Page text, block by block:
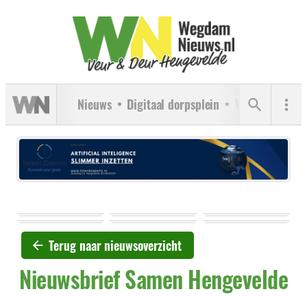
Nieuws Digitaal dorpsplein Verenigingen
Terug naar nieuwsoverzicht
Nieuwsbrief Samen Hengevelde